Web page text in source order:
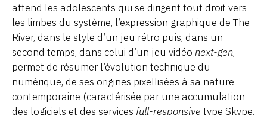
attend les adolescents qui se dirigent tout droit vers
les limbes du système, l’expression graphique de The
River, dans le style d’un jeu rétro puis, dans un
second temps, dans celui d’un jeu vidéo next-gen,
permet de résumer l’évolution technique du
numérique, de ses origines pixellisées à sa nature
contemporaine (caractérisée par une accumulation
des logiciels et des services full-responsive type Skype,